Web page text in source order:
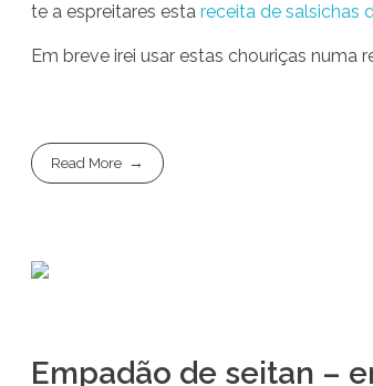
te a espreitares esta receita de salsichas
Em breve irei usar estas chouriças
Read More
Empadão de seitan –